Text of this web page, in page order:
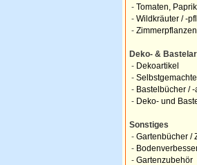
- Tomaten,
- Wildkräuter / -
- Zimmerpflanzen
Deko- &
- Dekoartikel
-
- Bastelbücher /
- Deko- und
Sonstiges
- Gartenbücher /
-
- Gartenzubehör